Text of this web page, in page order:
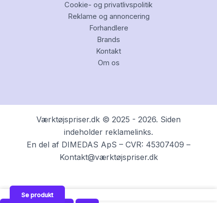
Cookie- og privatlivspolitik
Reklame og annoncering
Forhandlere
Brands
Kontakt
Om os
Værktøjspriser.dk © 2025 - 2026. Siden
indeholder reklamelinks.
En del af DIMEDAS ApS – CVR: 45307409 –
Kontakt@værktøjspriser.dk
Se produkt